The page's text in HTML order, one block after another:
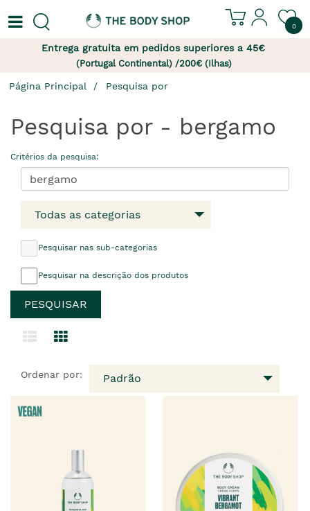
0
Entrega gratuita em pedidos superiores a 45€
(Portugal Continental) /200€ (Ilhas)
Página Principal Pesquisa por
Pesquisa por - bergamo
Critérios da pesquisa:
Todas as categorias
Pesquisar nas sub-categorias
Pesquisar na descrição dos produtos
Ordenar por: Padrão